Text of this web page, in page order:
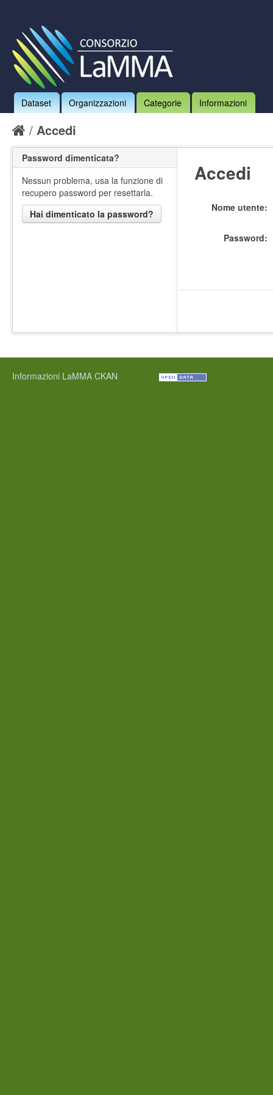
Dataset Organizzazioni Categorie Informazioni
Accedi
Accedi
Nome utente
Password
Password dimenticata?
Nessun problema, usa la funzione di
recupero password per resettarla.
Hai dimenticato la password?
Informazioni LaMMA CKAN